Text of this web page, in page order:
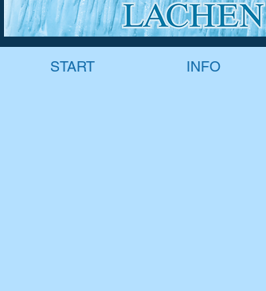
START INFO
START INFO GALERIE PREISE